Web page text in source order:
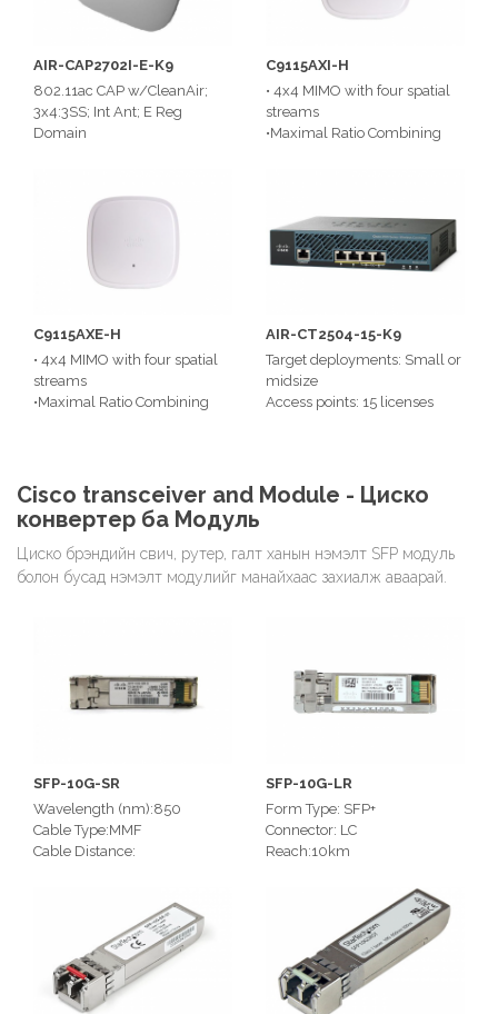
* 5.500 to 5.700 GHz; 8
AIR-CAP2702I-E-K9
802.11ac CAP w/CleanAir;
3x4:3SS; Int Ant; E Reg
Domain
C9115AXI-H
• 4x4 MIMO with four spatial
streams
•Maximal Ratio Combining
•20- and 40-MHz channels
•Cisco Catalyst 9800 Series
Wireless Controllers
C9115AXE-H
• 4x4 MIMO with four spatial
streams
•Maximal Ratio Combining
•20- and 40-MHz channels
•Cisco Catalyst 9800 Series
Wireless Controllers
AIR-CT2504-15-K9
Target deployments: Small or
midsize
Access points: 15 licenses
Max Client Support: 1000
Cisco transceiver and Module - Циско
конвертер ба Модуль
Циско брэндийн свич, рутер, галт ханын нэмэлт SFP модуль
болон бусад нэмэлт модулийг манайхаас захиалж аваарай.
SFP-10G-SR
Wavelength (nm):850
Cable Type:MMF
Cable Distance:
SFP-10G-LR
Form Type: SFP+
Connector: LC
Reach:10km